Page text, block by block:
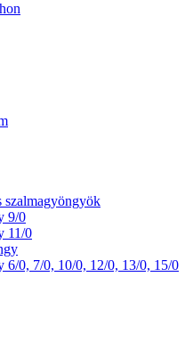
szalmagyöngyök
9/0
11/0
6/0, 7/0, 10/0, 12/0, 13/0, 15/0